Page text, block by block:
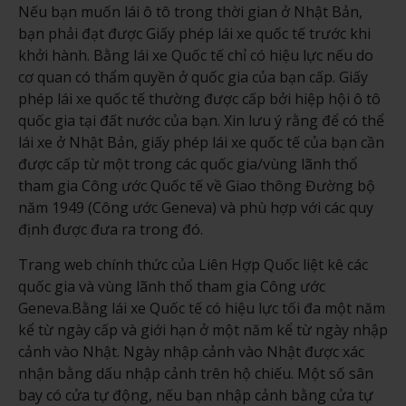
Nếu bạn muốn lái ô tô trong thời gian ở Nhật Bản,
bạn phải đạt được Giấy phép lái xe quốc tế trước khi
khởi hành. Bằng lái xe Quốc tế chỉ có hiệu lực nếu do
cơ quan có thẩm quyền ở quốc gia của bạn cấp. Giấy
phép lái xe quốc tế thường được cấp bởi hiệp hội ô tô
quốc gia tại đất nước của bạn. Xin lưu ý rằng để có thể
lái xe ở Nhật Bản, giấy phép lái xe quốc tế của bạn cần
được cấp từ một trong các quốc gia/vùng lãnh thổ
tham gia Công ước Quốc tế về Giao thông Đường bộ
năm 1949 (Công ước Geneva) và phù hợp với các quy
định được đưa ra trong đó.
Trang web chính thức của Liên Hợp Quốc liệt kê các
quốc gia và vùng lãnh thổ tham gia Công ước
Geneva.Bằng lái xe Quốc tế có hiệu lực tối đa một năm
kể từ ngày cấp và giới hạn ở một năm kể từ ngày nhập
cảnh vào Nhật. Ngày nhập cảnh vào Nhật được xác
nhận bằng dấu nhập cảnh trên hộ chiếu. Một số sân
bay có cửa tự động, nếu bạn nhập cảnh bằng cửa tự